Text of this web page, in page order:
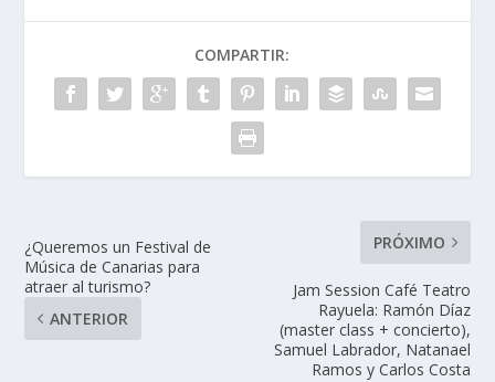
COMPARTIR:
¿Queremos un Festival de
Música de Canarias para
atraer al turismo?
ANTERIOR
PRÓXIMO
Jam Session Café Teatro
Rayuela: Ramón Díaz
(master class + concierto),
Samuel Labrador, Natanael
Ramos y Carlos Costa